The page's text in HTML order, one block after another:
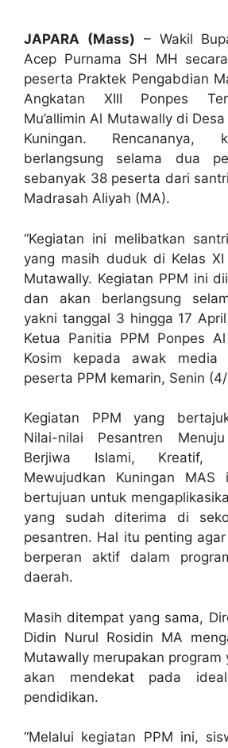
JAPARA (Mass) – Wakil
Acep Purnama SH MH
peserta Praktek Pengabdian
Angkatan XIII Ponpes
Mu’allimin Al Mutawally di
Kuningan. Rencananya,
berlangsung selama dua
sebanyak 38 peserta dari
Madrasah Aliyah (MA).
“Kegiatan ini melibatkan
yang masih duduk di Kelas
Mutawally. Kegiatan PPM ini
dan akan berlangsung
yakni tanggal 3 hingga 17
Ketua Panitia PPM Ponpes
Kosim kepada awak media
peserta PPM kemarin, Senin
Kegiatan PPM yang
Nilai-nilai Pesantren
Berjiwa Islami, Kreatif,
Mewujudkan Kuningan
bertujuan untuk
yang sudah diterima di
pesantren. Hal itu penting
berperan aktif dalam
daerah.
Masih ditempat yang sama,
Didin Nurul Rosidin MA
Mutawally merupakan program
akan mendekat pada
pendidikan.
“Melalui kegiatan PPM ini,